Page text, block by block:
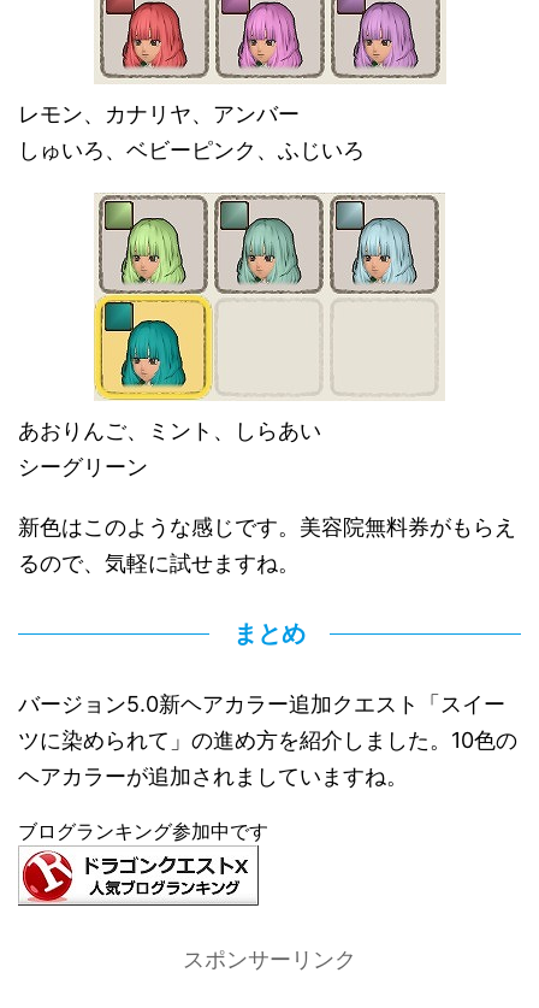
レモン、カナリヤ、アンバー
しゅいろ、ベビーピンク、ふじいろ
あおりんご、ミント、しらあい
シーグリーン
新色はこのような感じです。美容院無料券がもらえ
るので、気軽に試せますね。
まとめ
バージョン5.0新ヘアカラー追加クエスト「スイー
ツに染められて」の進め方を紹介しました。10色の
ヘアカラーが追加されましていますね。
ブログランキング参加中です
スポンサーリンク